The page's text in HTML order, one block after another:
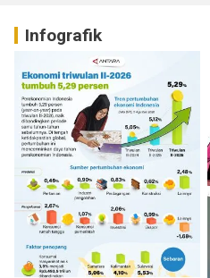
Infografik